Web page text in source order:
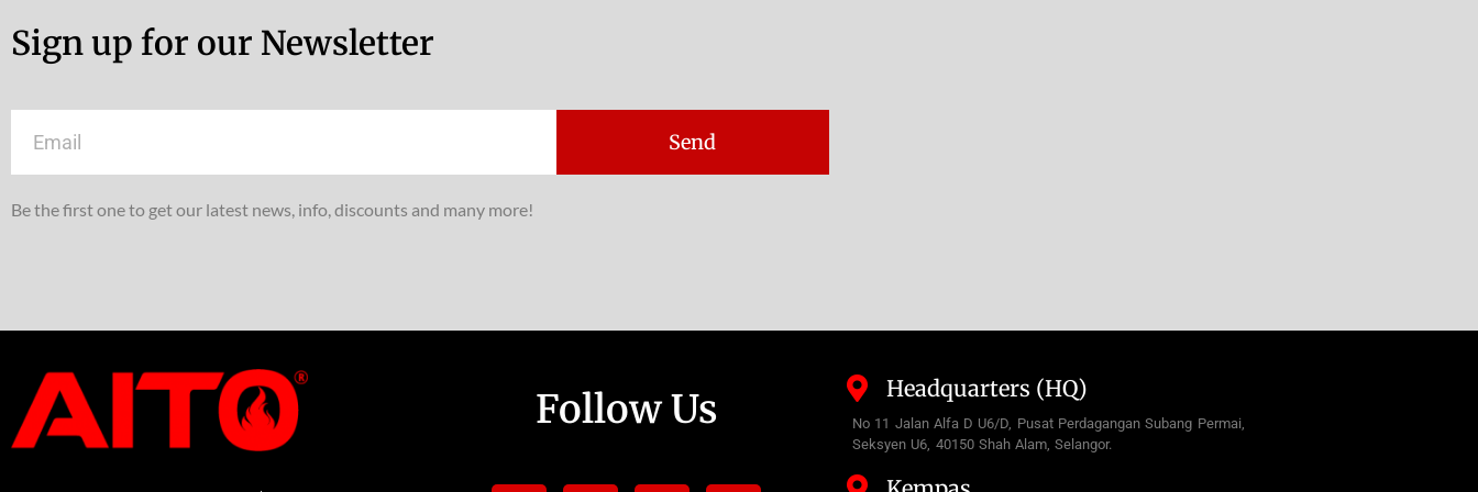
Sign up for our Newsletter
Send
Be the first one to get our latest news, info, discounts and many more!
Follow Us Headquarters (HQ)
No 11 Jalan Alfa D U6/D, Pusat Perdagangan Subang Permai,
Seksyen U6, 40150 Shah Alam, Selangor.